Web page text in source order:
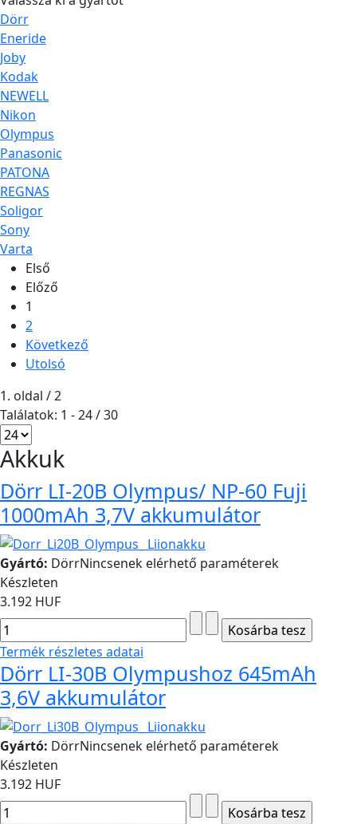
Dörr
Eneride
Joby
Kodak
NEWELL
Nikon
Olympus
Panasonic
PATONA
REGNAS
Soligor
Sony
Varta
Első
Előző
1
2
Következő
Utolsó
1. oldal / 2
Találatok: 1 - 24 / 30
Akkuk
Dörr LI-20B Olympus/ NP-60 Fuji
1000mAh 3,7V akkumulátor
Gyártó: DörrNincsenek elérhető paraméterek
Készleten
3.192 HUF
Termék részletes adatai
Dörr LI-30B Olympushoz 645mAh
3,6V akkumulátor
Gyártó: DörrNincsenek elérhető paraméterek
Készleten
3.192 HUF